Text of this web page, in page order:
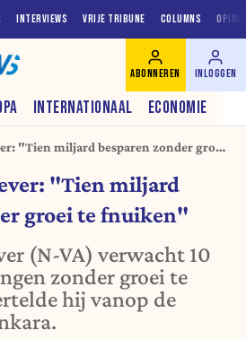
INTERVIEWS VRIJE TRIBUNE COLUMNS
INTERNATIONAAL ECONOMIE
ABONNEREN INLOGGEN
"Tien miljard besparen zonder groei
"Tien miljard
groei te fnuiken"
(N-VA) verwacht 10
zonder groei te
hij vanop de